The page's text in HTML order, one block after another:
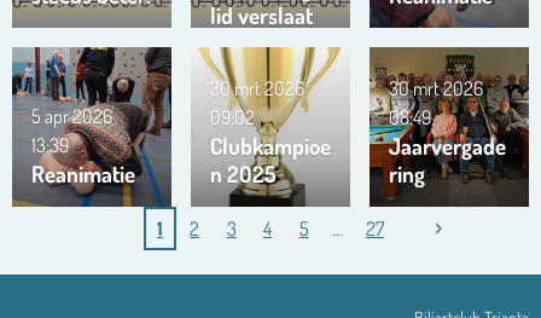
lid verslaat
ons team …
!!!
Reanimatie
5 apr 2026
13:39
Clubkampioe
n 2025
30 mrt 2026
09:02
Jaarvergade
ring
30 mrt 2026
08:49
1 2 3 4 5 27